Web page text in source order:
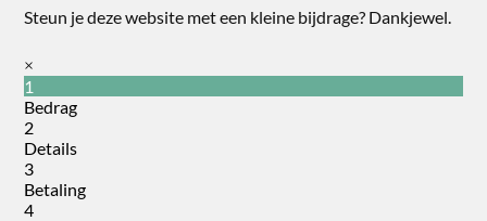
Steun je deze website met een kleine bijdrage? Dankjewel.